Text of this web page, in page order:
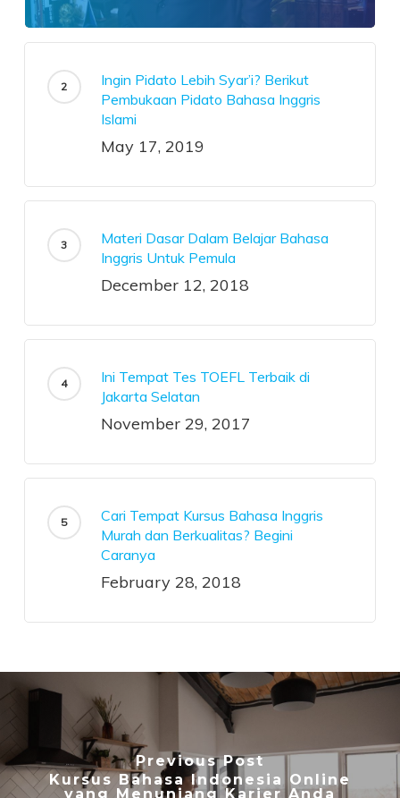
Ingin Pidato Lebih Syar’i? Berikut
Pembukaan Pidato Bahasa Inggris
Islami
May 17, 2019
Materi Dasar Dalam Belajar Bahasa
Inggris Untuk Pemula
December 12, 2018
Ini Tempat Tes TOEFL Terbaik di
Jakarta Selatan
November 29, 2017
Cari Tempat Kursus Bahasa Inggris
Murah dan Berkualitas? Begini
Caranya
February 28, 2018
Previous Post
Kursus Bahasa Indonesia Online
yang Menunjang Karier Anda